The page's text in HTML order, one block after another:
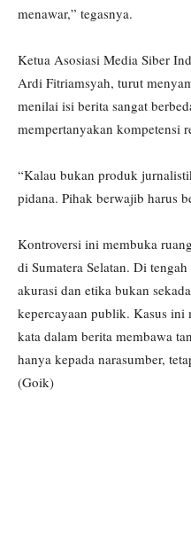
menawar,” tegasnya.
Ketua Asosiasi Media Siber
Ardi Fitriamsyah, turut
menilai isi berita sangat
mempertanyakan kompetensi
“Kalau bukan produk
pidana. Pihak berwajib harus
Kontroversi ini membuka
di Sumatera Selatan. Di
akurasi dan etika bukan
kepercayaan publik. Kasus ini
kata dalam berita membawa
hanya kepada narasumber,
(Goik)